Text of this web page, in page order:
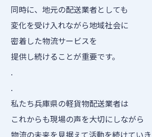
同時に、地元の配送業者としても
変化を受け入れながら地域社会に
密着した物流サービスを
提供し続けることが重要です。
.
.
私たち兵庫県の軽貨物配送業者は
これからも現場の声を大切にしながら
物流の未来を見据えて活動を続けていき